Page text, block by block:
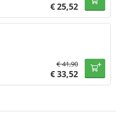
€25,52
€41,90
€33,52